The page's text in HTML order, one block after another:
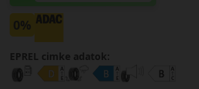
0%
EPREL cimke adatok: